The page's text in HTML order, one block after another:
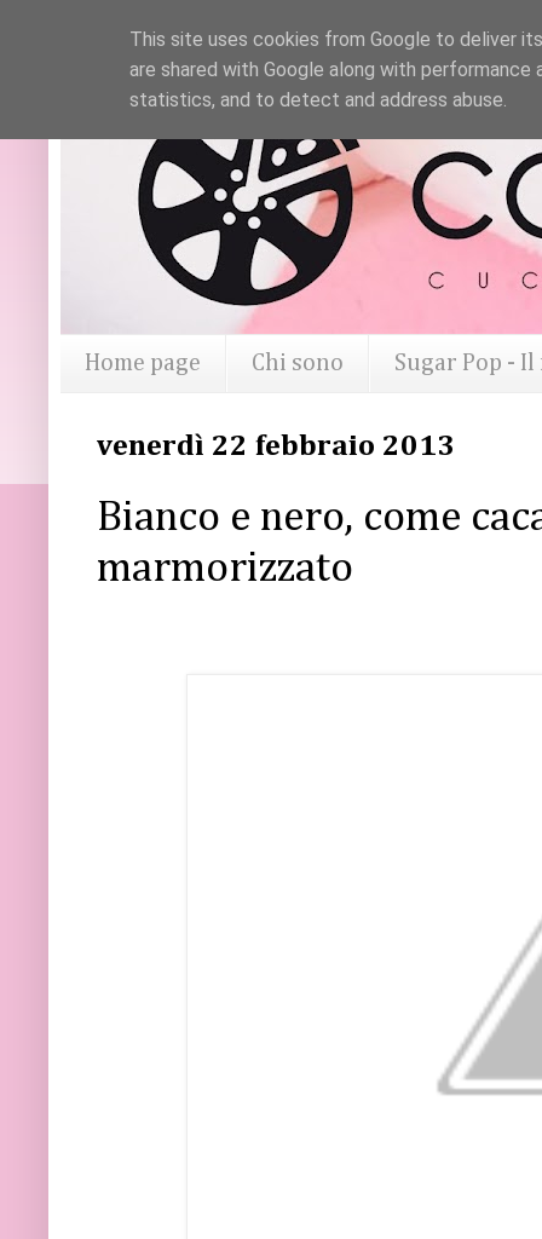
Home page Chi sono Sugar Pop -
venerdì 22 febbraio 2013
Bianco e nero, come
marmorizzato
This site uses cookies from Google to deliver
are shared with Google along with
statistics, and to detect and address abuse.